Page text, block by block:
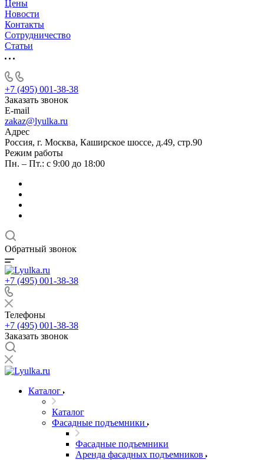
Цены
Новости
Контакты
Сотрудничество
Статьи
+7 (495) 001-38-38
Заказать звонок
E-mail
zakaz@lyulka.ru
Адрес
Россия, г. Москва, Каширское шоссе, д.49, стр.90
Режим работы
Пн. – Пт.: с 9:00 до 18:00
Обратный звонок
+7 (495) 001-38-38
Телефоны
+7 (495) 001-38-38
Заказать звонок
Каталог
Каталог
Фасадные подъемники
Фасадные подъемники
Аренда фасадных подъемников